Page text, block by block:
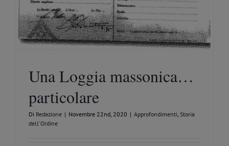
Una Loggia massonica…
particolare
Di Redazione | Novembre 22nd, 2020 | Approfondimenti, Storia
dell'Ordine